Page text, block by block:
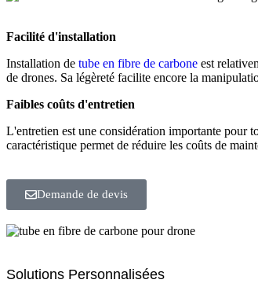
Facilité d'installation
Installation de tube en fibre de carbone est
de drones. Sa légèreté facilite encore la
Faibles coûts d'entretien
L'entretien est une considération importante pour
caractéristique permet de réduire les coûts de
Demande de devis
Solutions Personnalisées